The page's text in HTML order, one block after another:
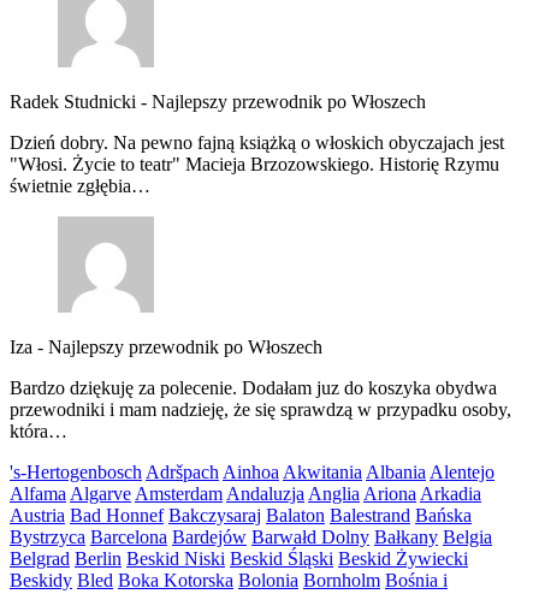
Radek Studnicki - Najlepszy przewodnik po Włoszech
Dzień dobry. Na pewno fajną książką o włoskich obyczajach jest
"Włosi. Życie to teatr" Macieja Brzozowskiego. Historię Rzymu
świetnie zgłębia…
Iza - Najlepszy przewodnik po Włoszech
Bardzo dziękuję za polecenie. Dodałam juz do koszyka obydwa
przewodniki i mam nadzieję, że się sprawdzą w przypadku osoby,
która…
's-Hertogenbosch Adršpach Ainhoa Akwitania Albania Alentejo
Alfama Algarve Amsterdam Andaluzja Anglia Ariona Arkadia
Austria Bad Honnef Bakczysaraj Balaton Balestrand Bańska
Bystrzyca Barcelona Bardejów Barwałd Dolny Bałkany Belgia
Belgrad Berlin Beskid Niski Beskid Śląski Beskid Żywiecki
Beskidy Bled Boka Kotorska Bolonia Bornholm Bośnia i